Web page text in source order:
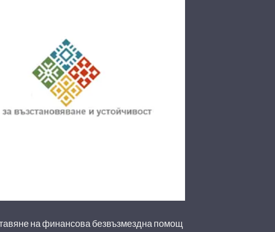
на финансова безвъзмездна помощ